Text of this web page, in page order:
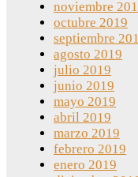
noviembre
octubre 2019
septiembre
agosto 2019
julio 2019
junio 2019
mayo 2019
abril 2019
marzo 2019
febrero 2019
enero 2019